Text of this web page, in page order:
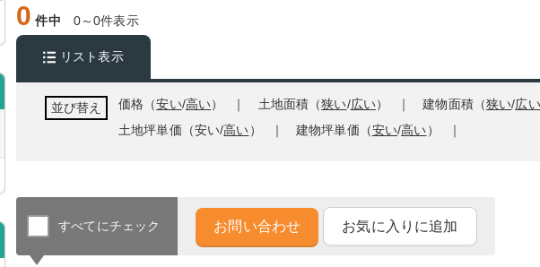
0 件中 0～0件表示
リスト表示
並び替え 価格（安い/高い） 土地面積（狭い/広い） 建物面積（狭い/広い
土地坪単価（安い/高い） 建物坪単価（安い/高い）
すべてにチェック お問い合わせ お気に入りに追加